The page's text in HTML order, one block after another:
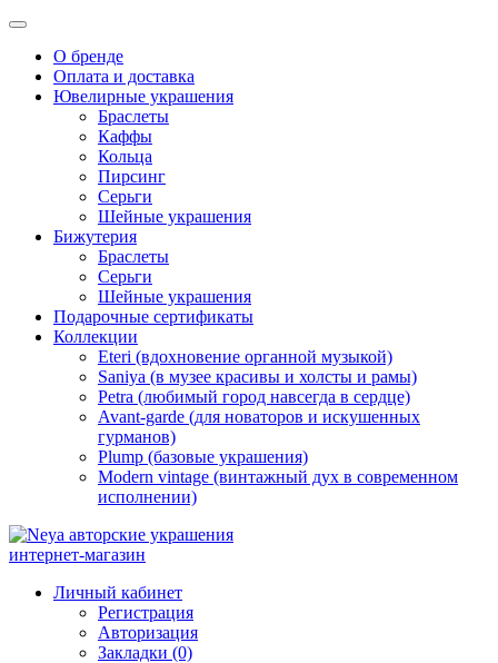
О бренде
Оплата и доставка
Ювелирные украшения
Браслеты
Каффы
Кольца
Пирсинг
Серьги
Шейные украшения
Бижутерия
Браслеты
Серьги
Шейные украшения
Подарочные сертификаты
Коллекции
Eteri (вдохновение органной музыкой)
Saniya (в музее красивы и холсты и рамы)
Petra (любимый город навсегда в сердце)
Avant-garde (для новаторов и искушенных
гурманов)
Plump (базовые украшения)
Modern vintage (винтажный дух в современном
исполнении)
авторские украшения
интернет-магазин
Личный кабинет
Регистрация
Авторизация
Закладки (0)